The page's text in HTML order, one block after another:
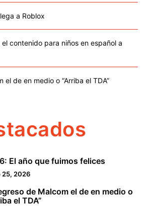
a Roblox
contenido para niños en español a
el de en medio o “Arriba el TDA”
El año que fuimos felices
25, 2026
de Malcom el de en medio o
el TDA”